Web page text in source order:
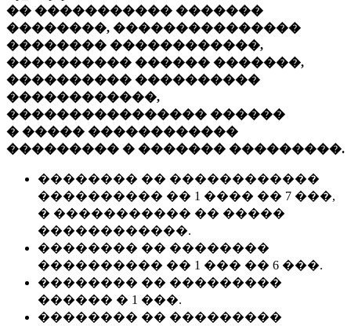
�� ����������� �������
��������, ���������������
�������� ������������,
���������� ������ �������,
���������� ����������
������������,
���������������� ������
� ����� ������������
��������� � ������� ���������.
�������� �� ������������
���������� �� 1 ���� �� 7 ���,
� ����������� �� �����
������������.
�������� �� ��������
���������� �� 1 ��� �� 6 ���.
�������� �� ���������
������ � 1 ���.
�������� �� ���������